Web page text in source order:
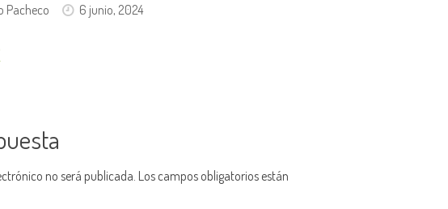
Pacheco 6 junio, 2024
no será publicada. Los campos obligatorios están